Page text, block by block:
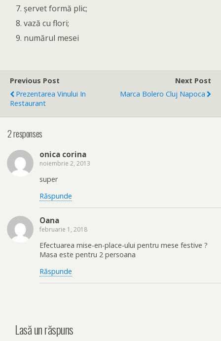
şervet formă plic;
vază cu flori;
numărul mesei
Previous Post
Prezentarea Vinului In
Restaurant
Next Post
Marca Bolero Cluj Napoca
2 responses
onica corina
noiembrie 2, 2013
super
Răspunde
Oana
februarie 1, 2018
Efectuarea mise-en-place-ului pentru mese festive ?
Masa este pentru 2 persoana
Răspunde
Lasă un răspuns